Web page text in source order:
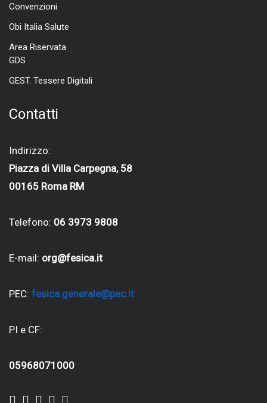
Convenzioni
Obi Italia Salute
Area Riservata
GDS
GEST. Tessere Digitali
Contatti
Indirizzo:
Piazza di Villa Carpegna, 58
00165 Roma RM
Telefono: 06 3973 9808
E-mail: org@fesica.it
PEC: fesica.generale@pec.it
PI e CF:
05968071000